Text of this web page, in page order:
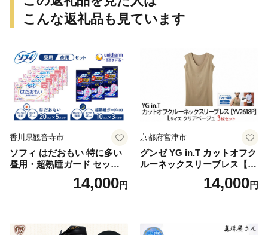
こんな返礼品も見ています
香川県観音寺市
ソフィ はだおもい 特に多い
昼用・超熟睡ガード セット
羽付き ナプキン 生理用品 サ
ニタリー ユニ・チャーム
14,000円
京都府宮津市
グンゼ YG in.T カットオフク
ルーネックスリーブレス【Y
V2618P】Lサイズ クリアベ
ージュ3枚セット [№5716-04
14,000円